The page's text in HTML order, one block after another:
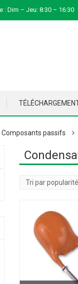
: Dim – Jeu: 8:30 – 16:30
Composants passifs